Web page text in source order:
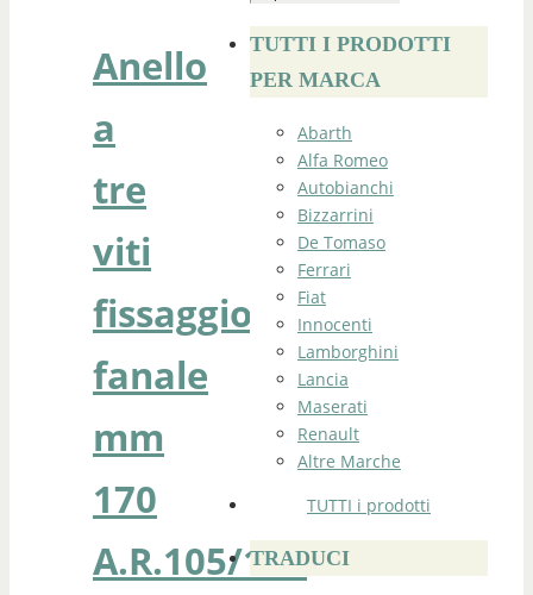
Anello
a
tre
viti
fissaggio
fanale
mm
170
A.R.105/115
TUTTI I PRODOTTI
PER MARCA
Abarth
Alfa Romeo
Autobianchi
Bizzarrini
De Tomaso
Ferrari
Fiat
Innocenti
Lamborghini
Lancia
Maserati
Renault
Altre Marche
TUTTI i prodotti
TRADUCI